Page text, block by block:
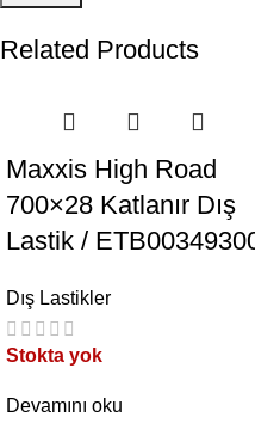
Related Products
Maxxis High Road
700×28 Katlanır Dış
Lastik /
Dış Lastikler
Stokta yok
Devamını oku